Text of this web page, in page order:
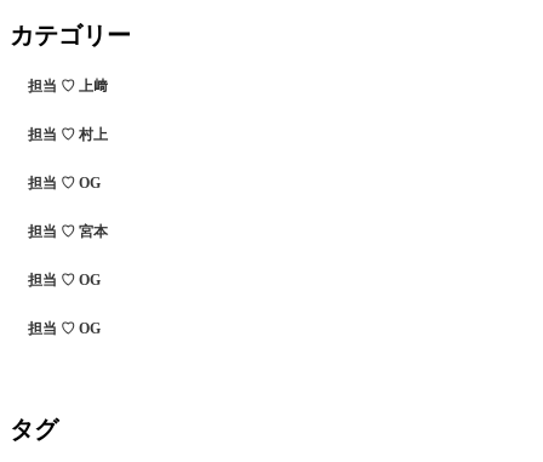
カテゴリー
担当 ♡ 上﨑
担当 ♡ 村上
担当 ♡ OG
担当 ♡ 宮本
担当 ♡ OG
担当 ♡ OG
タグ